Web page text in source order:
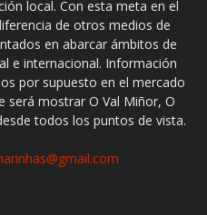
local. Con esta meta en el
de otros medios de
en abarcar ámbitos de
e internacional. Información
por supuesto en el mercado
será mostrar O Val Miñor, O
todos los puntos de vista.